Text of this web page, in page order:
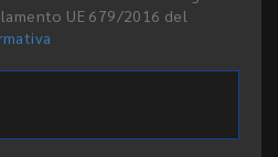
UE 679/2016 del